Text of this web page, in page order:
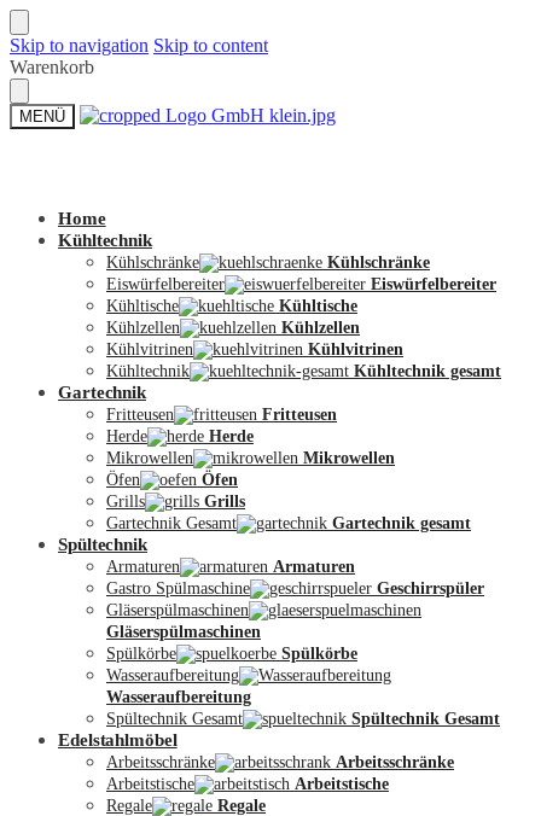
Skip to navigation Skip to content
Warenkorb
MENÜ
Zum Shop
Kontakt
Home
Kühltechnik
Kühlschränke
Kühlschränke
Eiswürfelbereiter
Eiswürfelbereiter
Kühltische
Kühltische
Kühlzellen
Kühlzellen
Kühlvitrinen
Kühlvitrinen
Kühltechnik
Kühltechnik gesamt
Gartechnik
Fritteusen
Fritteusen
Herde
Herde
Mikrowellen
Mikrowellen
Öfen
Öfen
Grills
Grills
Gartechnik Gesamt
Gartechnik gesamt
Spültechnik
Armaturen
Armaturen
Gastro Spülmaschine
Geschirrspüler
Gläserspülmaschinen
Gläserspülmaschinen
Spülkörbe
Spülkörbe
Wasseraufbereitung
Wasseraufbereitung
Spültechnik Gesamt
Spültechnik Gesamt
Edelstahlmöbel
Arbeitsschränke
Arbeitsschränke
Arbeitstische
Arbeitstische
Regale
Regale